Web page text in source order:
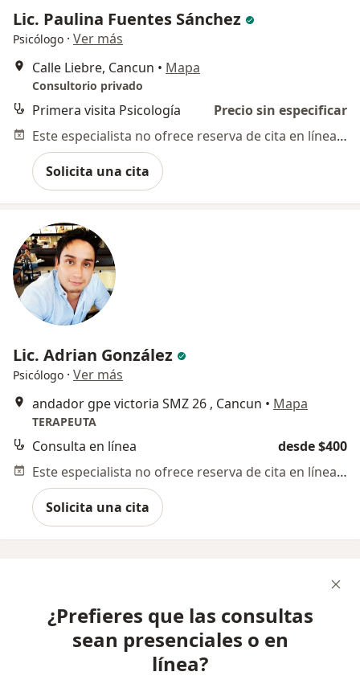
Lic. Paulina Fuentes Sánchez
Psicólogo · Ver más
Calle Liebre, Cancun • Mapa
Consultorio privado
Primera visita Psicología
Precio sin especificar
Este especialista no ofrece reserva de cita en línea en esta dirección.
Solicita una cita
Lic. Adrian González
Psicólogo · Ver más
andador gpe victoria SMZ 26 , Cancun • Mapa
TERAPEUTA
Consulta en línea
desde $400
Este especialista no ofrece reserva de cita en línea en esta dirección.
Solicita una cita
¿Prefieres que las consultas
sean presenciales o en
línea?